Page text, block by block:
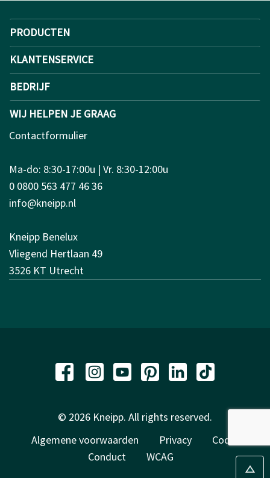
PRODUCTEN
KLANTENSERVICE
BEDRIJF
WIJ HELPEN JE GRAAG
Contactformulier
Ma-do: 8:30-17:00u | Vr. 8:30-12:00u
0 0800 563 477 46 36
info@kneipp.nl
Kneipp Benelux
Vliegend Hertlaan 49
3526 KT Utrecht
© 2026 Kneipp. All rights reserved.
Algemene voorwaarden
Privacy
Code of
Conduct
WCAG